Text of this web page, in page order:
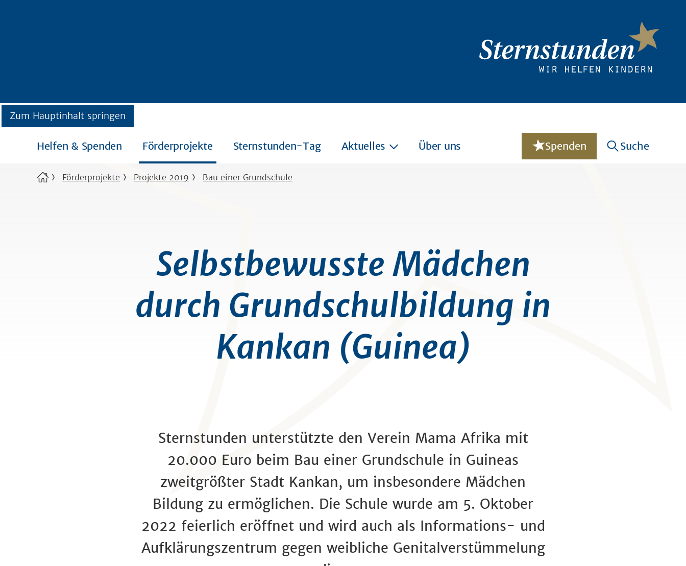
Zum Hauptinhalt springen
Helfen & Spenden Förderprojekte Sternstunden-Tag Aktuelles Über uns Spenden Suche
Förderprojekte Projekte 2019 Bau einer Grundschule
Selbstbewusste Mädchen
durch Grundschulbildung in
Kankan (Guinea)
Sternstunden unterstützte den Verein Mama Afrika mit
20.000 Euro beim Bau einer Grundschule in Guineas
zweitgrößter Stadt Kankan, um insbesondere Mädchen
Bildung zu ermöglichen. Die Schule wurde am 5. Oktober
2022 feierlich eröffnet und wird auch als Informations- und
Aufklärungszentrum gegen weibliche Genitalverstümmelung